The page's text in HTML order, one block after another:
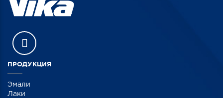
ПРОДУКЦИЯ
Эмали
Лаки